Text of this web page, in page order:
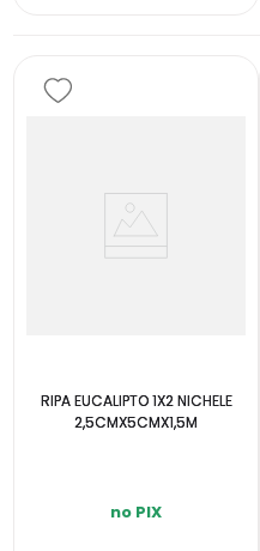
RIPA EUCALIPTO 1X2 NICHELE
2,5CMX5CMX1,5M
no PIX